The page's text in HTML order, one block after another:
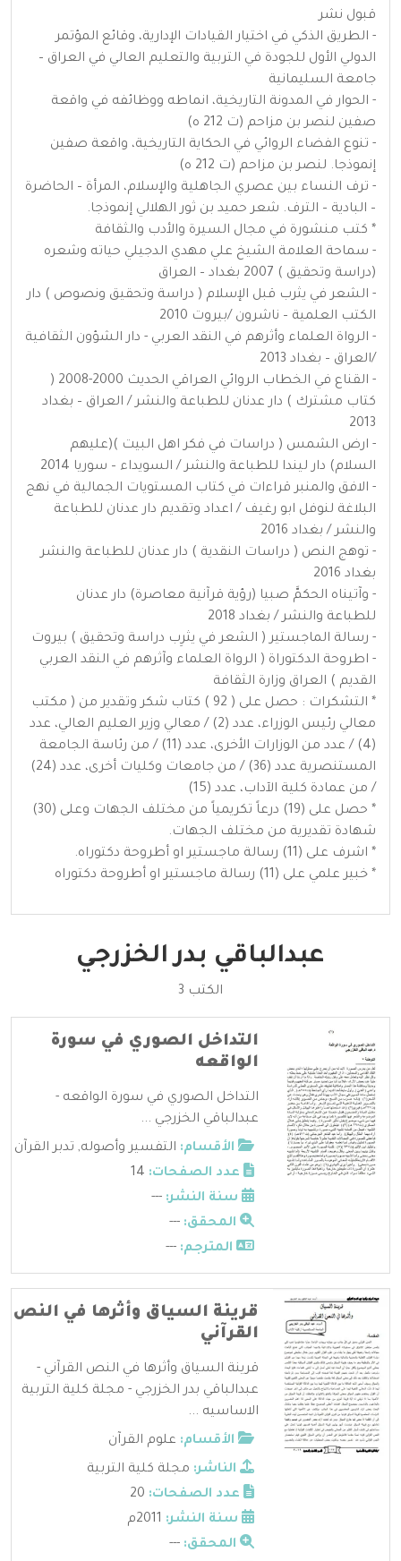
قبول نشر
- الطريق الذكي في اختيار القيادات الإدارية، وقائع المؤتمر
الدولي الأول للجودة في التربية والتعليم العالي في العراق –
جامعة السليمانية
- الحوار في المدونة التاريخية، انماطه ووظائفه في واقعة
صفين لنصر بن مزاحم (ت 212 ه)
- تنوع الفضاء الروائي في الحكاية التاريخية، واقعة صفين
إنموذجا. لنصر بن مزاحم (ت 212 ه)
- ترف النساء بين عصري الجاهلية والإسلام، المرأة – الحاضرة
– البادية – الترف. شعر حميد بن ثور الهلالي إنموذجا.
* كتب منشورة في مجال السيرة والأدب والثقافة
- سماحة العلامة الشيخ علي مهدي الدجيلي حياته وشعره
(دراسة وتحقيق ) 2007 بغداد – العراق
- الشعر في يثرب قبل الإسلام ( دراسة وتحقيق ونصوص ) دار
الكتب العلمية – ناشرون /بيروت 2010
- الرواة العلماء وأثرهم في النقد العربي - دار الشؤون الثقافية
/العراق – بغداد 2013
- القناع في الخطاب الروائي العراقي الحديث 2000-2008 (
كتاب مشترك ) دار عدنان للطباعة والنشر / العراق – بغداد
2013
- ارض الشمس ( دراسات في فكر اهل البيت )(عليهم
السلام) دار ليندا للطباعة والنشر / السويداء – سوريا 2014
- الافق والمنبر قراءات في كتاب المستويات الجمالية في نهج
البلاغة لنوفل ابو رغيف / اعداد وتقديم دار عدنان للطباعة
والنشر / بغداد 2016
- توهج النص ( دراسات النقدية ) دار عدنان للطباعة والنشر
بغداد 2016
- وآتيناه الحكمَّ صبيا (رؤية قرآنية معاصرة) دار عدنان
للطباعة والنشر / بغداد 2018
- رسالة الماجستير ( الشعر في يثرِب دراسة وتحقيق ) بيروت
- اطروحة الدكتوراة ( الرواة العلماء وآثرهم في النقد العربي
القديم ) العراق وزارة الثقافة
* التشكرات : حصل على ( 92 ) كتاب شكر وتقدير من ( مكتب
معالي رئيس الوزراء، عدد (2) / معالي وزير العليم العالي، عدد
(4) / عدد من الوزارات الأخرى، عدد (11) / من رئاسة الجامعة
المستنصرية عدد (36) / من جامعات وكليات أخرى، عدد (24)
/ من عمادة كلية الآداب، عدد (15)
* حصل على (19) درعاً تكريمياً من مختلف الجهات وعلى (30)
شهادة تقديرية من مختلف الجهات.
* اشرف على (11) رسالة ماجستير او أطروحة دكتوراه.
* خبير علمي على (11) رسالة ماجستير او أطروحة دكتوراه
عبدالباقي بدر الخزرجي
الكتب 3
التداخل الصوري في سورة
الواقعه
التداخل الصوري في سورة الواقعه -
عبدالباقي الخزرجي ...
الأقسام: التفسير وأصوله, تدبر القرآن
عدد الصفحات:
سنة النشر: ---
المحقق: ---
المترجم: ---
قرينة السياق وأثرها في النص
القرآني
قرينة السياق وأثرها في النص القرآني -
عبدالباقي بدر الخزرجي - مجلة كلية التربية
الاساسيه ...
الأقسام: علوم القرآن
الناشر: مجلة كلية التربية
عدد الصفحات:
سنة النشر:
المحقق: ---